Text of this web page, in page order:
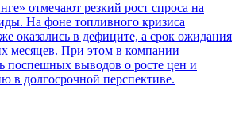
отмечают резкий рост спроса на
На фоне топливного кризиса
оказались в дефиците, а срок ожидания
месяцев. При этом в компании
поспешных выводов о росте цен и
в долгосрочной перспективе.